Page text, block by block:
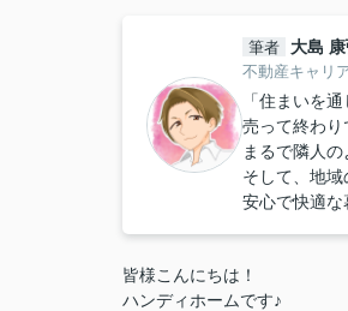
筆者 大島
不動産キャリ
「住まいを
売って終わり
まるで隣人
そして、地域
安心で快適な
皆様こんにちは！
ハンディホームです♪